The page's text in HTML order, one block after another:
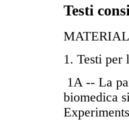
Testi
1. Testi per
1A -- La
biomedica